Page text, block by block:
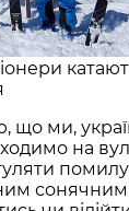
що ми,
на